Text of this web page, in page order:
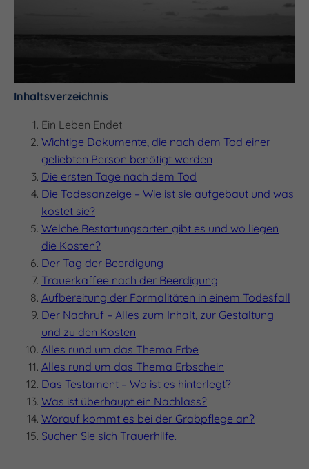
Inhaltsverzeichnis
Ein Leben Endet
Wichtige Dokumente, die nach dem Tod einer
geliebten Person benötigt werden
Die ersten Tage nach dem Tod
Die Todesanzeige – Wie ist sie aufgebaut und was
kostet sie?
Welche Bestattungsarten gibt es und wo liegen
die Kosten?
Der Tag der Beerdigung
Trauerkaffee nach der Beerdigung
Aufbereitung der Formalitäten in einem Todesfall
Der Nachruf – Alles zum Inhalt, zur Gestaltung
und zu den Kosten
Alles rund um das Thema Erbe
Alles rund um das Thema Erbschein
Das Testament – Wo ist es hinterlegt?
Was ist überhaupt ein Nachlass?
Worauf kommt es bei der Grabpflege an?
Suchen Sie sich Trauerhilfe.